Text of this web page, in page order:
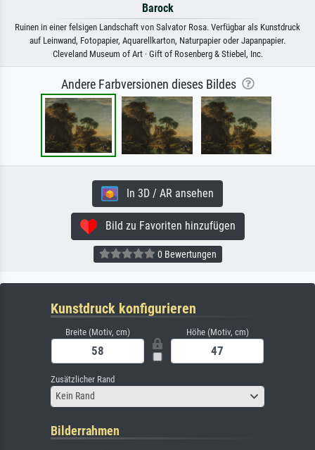
Barock
Ruinen in einer felsigen Landschaft von Salvator Rosa. Verfügbar als Kunstdruck
auf Leinwand, Fotopapier, Aquarellkarton, Naturpapier oder Japanpapier.
Cleveland Museum of Art · Gift of Rosenberg & Stiebel, Inc.
Andere Farbversionen dieses Bildes
In 3D / AR ansehen
Bild zu Favoriten hinzufügen
0 Bewertungen
Kunstdruck konfigurieren
Breite (Motiv, cm) Höhe (Motiv, cm)
Zusätzlicher Rand
Kein Rand
Bilderrahmen